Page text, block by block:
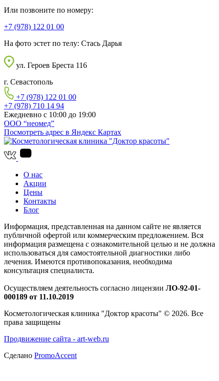
Или позвоните по номеру:
+7 (978) 122 01 00
На фото эстет по телу: Стась Дарья
ул. Героев Бреста 116
г. Севастополь
+7 (978) 122 01 00
+7 (978) 710 14 94
Ежедневно с 10:00 до 19:00
ООО “неомед”
Посмотреть адрес в Яндекс Картах
О нас
Акции
Цены
Контакты
Блог
Информация, представленная на данном сайте не является
публичной офертой или коммерческим предложением. Вся
информация размещена с ознакомительной целью и не должна
использоваться для самостоятельной диагностики либо
лечения. Имеются противопоказания, необходима
консультация специалиста.
Осуществляем деятельность согласно лицензии ЛО-92-01-
000189 от 11.10.2019
Косметологическая клиника "Доктор красоты" © 2026. Все
права защищены
Продвижение сайта - art-web.ru
Сделано PromoAccent